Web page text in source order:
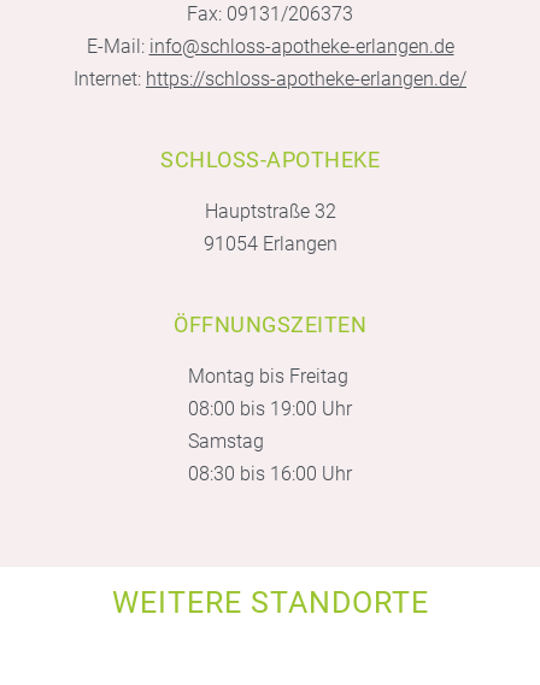
Fax: 09131/206373
E-Mail: info@schloss-apotheke-erlangen.de
Internet: https://schloss-apotheke-erlangen.de/
SCHLOSS-APOTHEKE
Hauptstraße 32
91054 Erlangen
ÖFFNUNGSZEITEN
Montag bis Freitag
08:00 bis 19:00 Uhr
Samstag
08:30 bis 16:00 Uhr
WEITERE STANDORTE